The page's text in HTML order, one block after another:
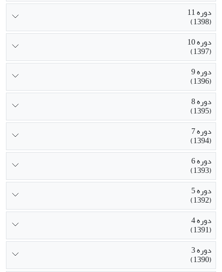
دوره 11
(1398)
دوره 10
(1397)
دوره 9
(1396)
دوره 8
(1395)
دوره 7
(1394)
دوره 6
(1393)
دوره 5
(1392)
دوره 4
(1391)
دوره 3
(1390)